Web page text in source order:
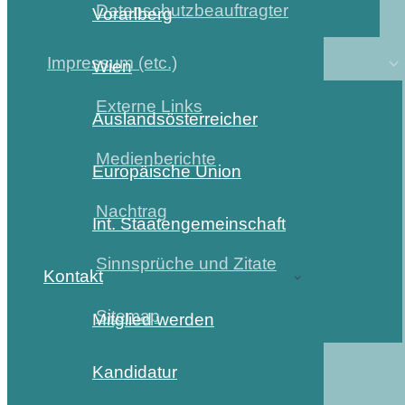
Datenschutzbeauftragter
Impressum (etc.)
Externe Links
Medienberichte
Nachtrag
Sinnsprüche und Zitate
Sitemap
Vorarlberg
Wien
Auslandsösterreicher
Europäische Union
Int. Staatengemeinschaft
Kontakt
Mitglied werden
Kandidatur